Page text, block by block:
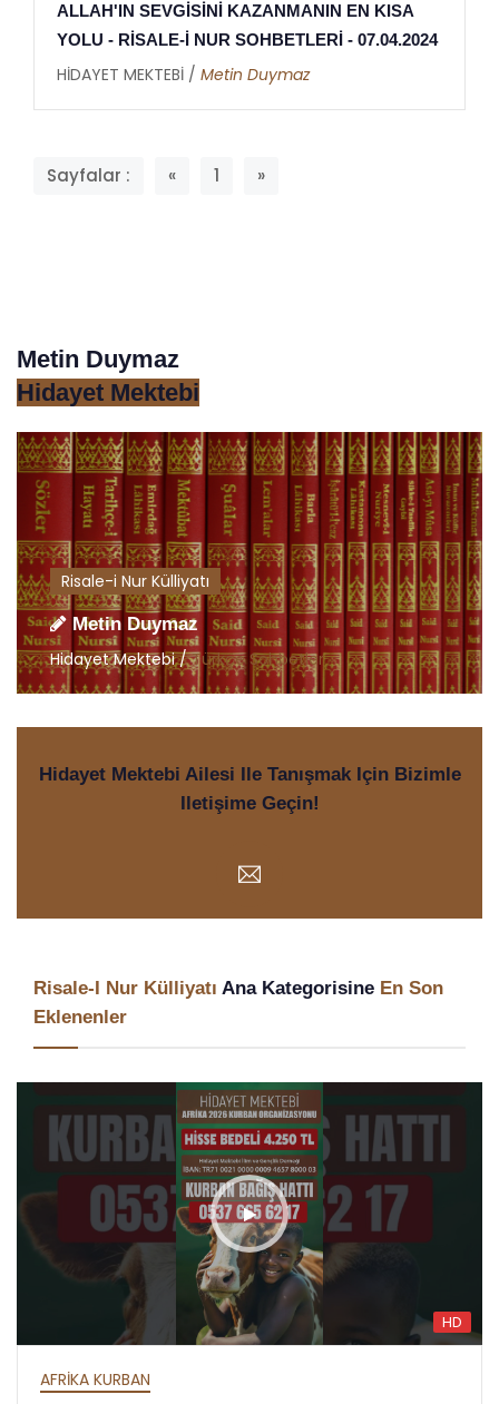
ALLAH'IN SEVGİSİNİ KAZANMANIN EN KISA
YOLU - RİSALE-İ NUR SOHBETLERİ - 07.04.2024
HİDAYET MEKTEBİ / Metin Duymaz
Sayfalar : « 1 »
Metin Duymaz
Hidayet Mektebi
Risale-i Nur Külliyatı
Metin Duymaz
Hidayet Mektebi /Türkçe Sohbetler
Hidayet Mektebi Ailesi Ile Tanışmak Için Bizimle
Iletişime Geçin!
Risale-I Nur Külliyatı Ana Kategorisine En Son
Eklenenler